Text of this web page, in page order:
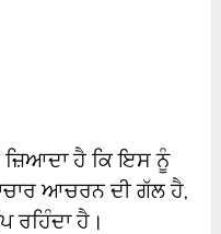
ਜ਼ਿਆਦਾ ਹੈ ਕਿ ਇਸ ਨੂੰ
ਆਚਰਨ ਦੀ ਗੱਲ ਹੈ,
ਰਹਿੰਦਾ ਹੈ।